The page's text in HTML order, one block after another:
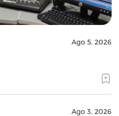
Ago 5, 2026
Ago 3, 2026